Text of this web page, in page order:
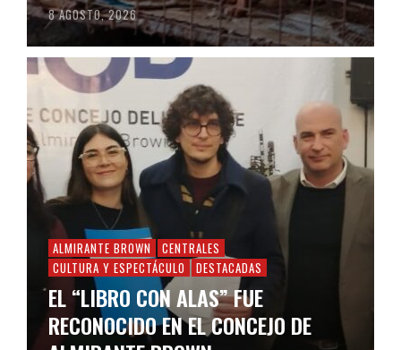
8 AGOSTO, 2026
ALMIRANTE BROWN
CENTRALES
CULTURA Y ESPECTÁCULO
DESTACADAS
EL “LIBRO CON ALAS” FUE
RECONOCIDO EN EL CONCEJO DE